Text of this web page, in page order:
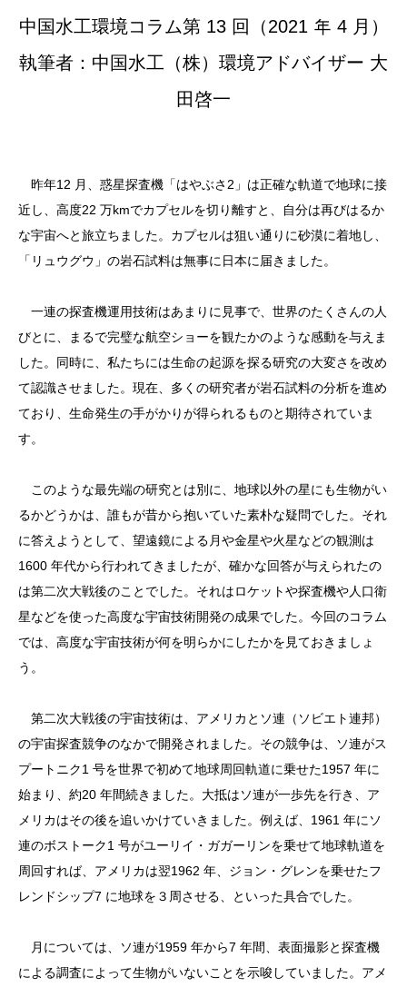
中国水工環境コラム第 13 回（2021 年 4 月）
執筆者：中国水工（株）環境アドバイザー 大
田啓一
昨年12 月、惑星探査機「はやぶさ2」は正確な軌道で地球に接
近し、高度22 万kmでカプセルを切り離すと、自分は再びはるか
な宇宙へと旅立ちました。カプセルは狙い通りに砂漠に着地し、
「リュウグウ」の岩石試料は無事に日本に届きました。
一連の探査機運用技術はあまりに見事で、世界のたくさんの人
びとに、まるで完璧な航空ショーを観たかのような感動を与えま
した。同時に、私たちには生命の起源を探る研究の大変さを改め
て認識させました。現在、多くの研究者が岩石試料の分析を進め
ており、生命発生の手がかりが得られるものと期待されていま
す。
このような最先端の研究とは別に、地球以外の星にも生物がい
るかどうかは、誰もが昔から抱いていた素朴な疑問でした。それ
に答えようとして、望遠鏡による月や金星や火星などの観測は
1600 年代から行われてきましたが、確かな回答が与えられたの
は第二次大戦後のことでした。それはロケットや探査機や人口衛
星などを使った高度な宇宙技術開発の成果でした。今回のコラム
では、高度な宇宙技術が何を明らかにしたかを見ておきましょ
う。
第二次大戦後の宇宙技術は、アメリカとソ連（ソビエト連邦）
の宇宙探査競争のなかで開発されました。その競争は、ソ連がス
プートニク1 号を世界で初めて地球周回軌道に乗せた1957 年に
始まり、約20 年間続きました。大抵はソ連が一歩先を行き、ア
メリカはその後を追いかけていきました。例えば、1961 年にソ
連のボストーク1 号がユーリイ・ガガーリンを乗せて地球軌道を
周回すれば、アメリカは翌1962 年、ジョン・グレンを乗せたフ
レンドシップ7 に地球を３周させる、といった具合でした。
月については、ソ連が1959 年から7 年間、表面撮影と探査機
による調査によって生物がいないことを示唆していました。アメ